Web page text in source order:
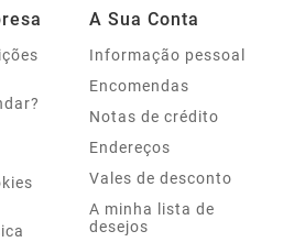
A Sua Conta
Informação pessoal
Encomendas
Notas de crédito
Endereços
Vales de desconto
A minha lista de
desejos